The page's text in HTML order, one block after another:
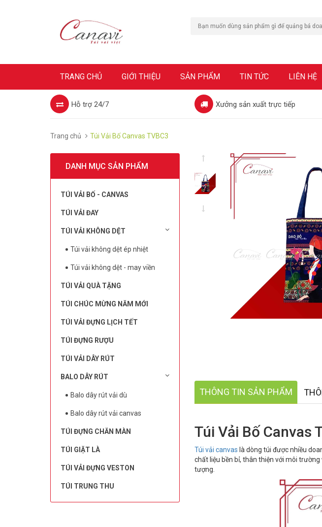
TRANG CHỦ GIỚI THIỆU SẢN PHẨM TIN TỨC LIÊN HỆ
Hỗ trợ 24/7 Xưởng sản xuất trực tiếp
Trang chủ Túi Vải Bố Canvas TVBC3
DANH MỤC SẢN PHẨM
TÚI VẢI BỐ - CANVAS
TÚI VẢI ĐAY
TÚI VẢI KHÔNG DỆT
Túi vải không dệt ép nhiệt
Túi vải không dệt - may viền
TÚI VẢI QUÀ TẶNG
TÚI CHÚC MỪNG NĂM MỚI
TÚI VẢI ĐỰNG LỊCH TẾT
TÚI ĐỰNG RƯỢU
TÚI VẢI DÂY RÚT
BALO DÂY RÚT
Balo dây rút vải dù
Balo dây rút vải canvas
TÚI ĐỰNG CHĂN MÀN
TÚI GIẶT LÀ
TÚI VẢI ĐỰNG VESTON
TÚI TRUNG THU
THÔNG TIN SẢN PHẨM
Túi Vải Bố Canvas
Túi vải canvas là dòng túi được nhiều
chất liệu bền bỉ, thân thiện với môi
tượng.